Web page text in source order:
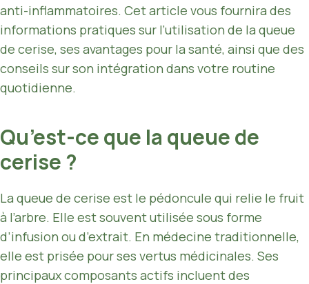
anti-inflammatoires. Cet article vous fournira des
informations pratiques sur l’utilisation de la queue
de cerise, ses avantages pour la santé, ainsi que des
conseils sur son intégration dans votre routine
quotidienne.
Qu’est-ce que la queue de
cerise ?
La queue de cerise est le pédoncule qui relie le fruit
à l’arbre. Elle est souvent utilisée sous forme
d’infusion ou d’extrait. En médecine traditionnelle,
elle est prisée pour ses vertus médicinales. Ses
principaux composants actifs incluent des